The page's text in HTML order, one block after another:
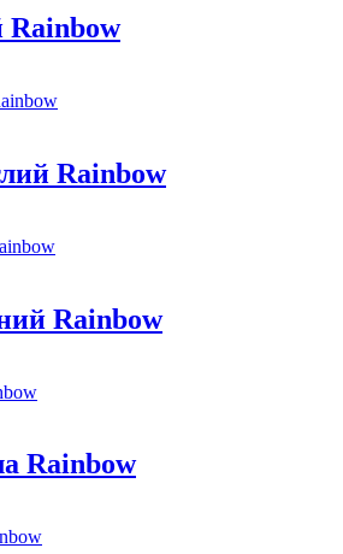
Rainbow
Rainbow
Rainbow
Rainbow